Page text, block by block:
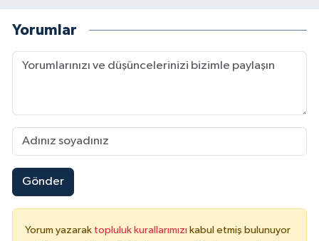
Yorumlar
Gönder
Yorum yazarak topluluk kurallarımızı kabul etmiş bulunuyor